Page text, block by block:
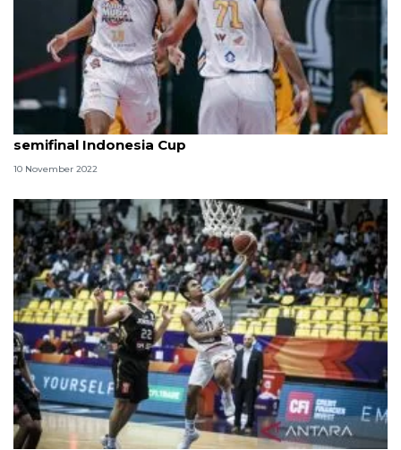
Satria Muda libas Satya Wacana untuk menuju
semifinal Indonesia Cup
10 November 2022
Timnas basket rasakan berkah Ramadan dalam